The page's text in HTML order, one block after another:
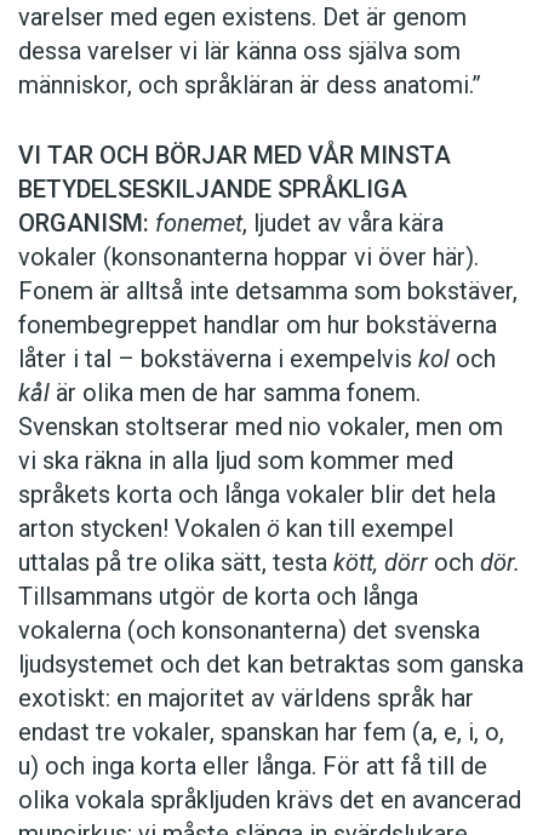
varelser med egen existens. Det är genom
dessa varelser vi lär känna oss själva som
människor, och språkläran är dess anatomi.”
VI TAR OCH BÖRJAR MED VÅR MINSTA
BETYDELSESKILJANDE SPRÅKLIGA
ORGANISM: fonemet, ljudet av våra kära
vokaler (konsonanterna hoppar vi över här).
Fonem är alltså inte detsamma som bokstäver,
fonembegreppet handlar om hur bokstäverna
låter i tal – bokstäverna i exempelvis kol och
kål är olika men de har samma fonem.
Svenskan stoltserar med nio vokaler, men om
vi ska räkna in alla ljud som kommer med
språkets korta och långa vokaler blir det hela
arton stycken! Vokalen ö kan till exempel
uttalas på tre olika sätt, testa kött, dörr och dör.
Tillsammans utgör de korta och långa
vokalerna (och konsonanterna) det svenska
ljudsystemet och det kan betraktas som ganska
exotiskt: en majoritet av världens språk har
endast tre vokaler, spanskan har fem (a, e, i, o,
u) och inga korta eller långa. För att få till de
olika vokala språkljuden krävs det en avancerad